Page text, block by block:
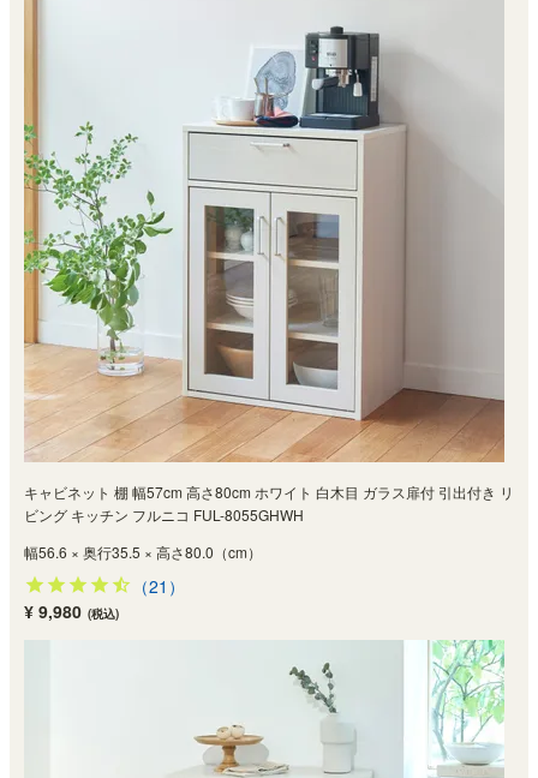
キャビネット 棚 幅57cm 高さ80cm ホワイト 白木目 ガラス扉付 引出付き リ
ビング キッチン フルニコ FUL-8055GHWH
幅56.6 × 奥行35.5 × 高さ80.0（cm）
（21）
¥ 9,980 (税込)